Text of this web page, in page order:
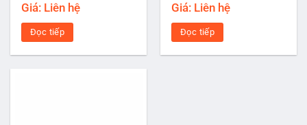
Giá: Liên hệ
Đọc tiếp
Giá: Liên hệ
Đọc tiếp